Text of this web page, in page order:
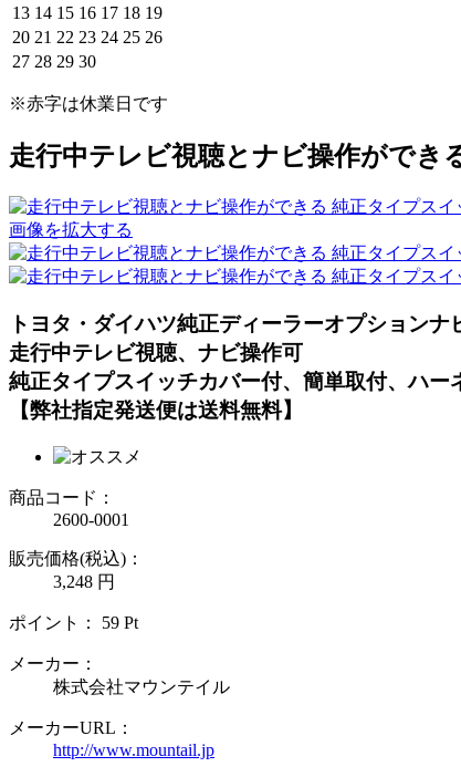
13 14 15 16 17 18 19
20 21 22 23 24 25 26
27 28 29 30
※赤字は休業日です
走行中テレビ視聴とナビ操作ができ
画像を拡大する
トヨタ・ダイハツ純正ディーラーオプションナ
走行中テレビ視聴、ナビ操作可
純正タイプスイッチカバー付、簡単取付、ハー
【弊社指定発送便は送料無料】
商品コード：
2600-0001
販売価格(税込)：
3,248 円
ポイント： 59 Pt
メーカー：
株式会社マウンテイル
メーカーURL：
http://www.mountail.jp